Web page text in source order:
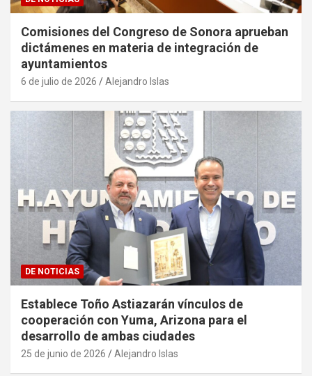
Comisiones del Congreso de Sonora aprueban
dictámenes en materia de integración de
ayuntamientos
6 de julio de 2026 Alejandro Islas
DE NOTICIAS
Establece Toño Astiazarán vínculos de
cooperación con Yuma, Arizona para el
desarrollo de ambas ciudades
25 de junio de 2026 Alejandro Islas